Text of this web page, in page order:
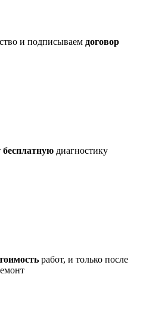
и подписываем договор
бесплатную диагностику
работ, и только после